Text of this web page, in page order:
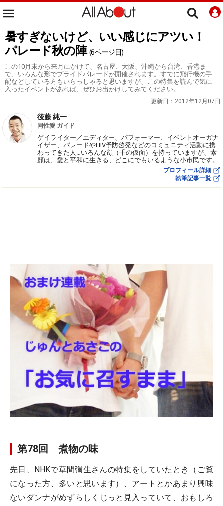
暑すぎないけど、いい感じにアツい！
パレード秋の陣 (6ページ目)
この10月末から来月にかけて、名古屋、大阪、沖縄から台湾、香港ま
で、いろんな形でプライドパレードが開催されます。すでに飛行機の手
配などしている方もいらっしゃると思いますが、この特集を読んで気に
入ったイベントがあれば、ぜひお出かけしてみてください。
更新日： 2012年12月07日
後藤 純一
同性愛 ガイド
ゲイライター／エディター、パフォーマー、イベントオーガナ
イザー、パレードやHIV予防啓発などのコミュニティ活動に携
わってきた人…いろんな顔（千の仮面）を持っていますが、素
顔は、愛と平和に生きる、どこにでもいるような小市民です。
プロフィール詳細
執筆記事一覧
第78回 煮物の味
先日、NHKで草間彌生さんの特集をしていたとき（ご覧
になった方、多いと思います）、アートとかあまり興味
ないダンナがめずらしくじっと見入っていて、おもしろ